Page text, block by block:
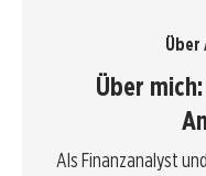
Über
Über
Als Finanzanalyst